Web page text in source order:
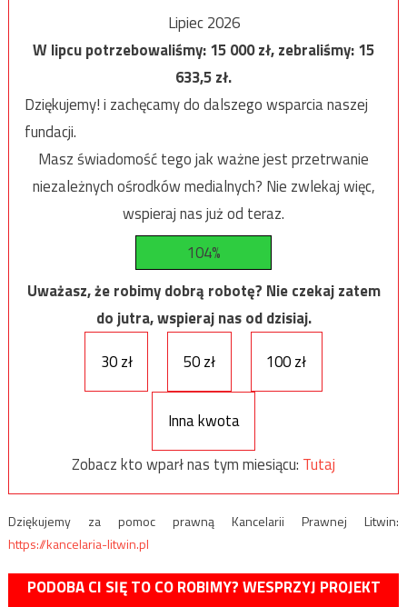
Lipiec 2026
W lipcu potrzebowaliśmy:15 000zł, zebraliśmy:15
633,5zł.
Dziękujemy! i zachęcamy do dalszego wsparcia naszej
fundacji.
Masz świadomość tego jak ważne jest przetrwanie
niezależnych ośrodków medialnych? Nie zwlekaj więc,
wspieraj nas już od teraz.
104%
Uważasz, że robimy dobrą robotę? Nie czekaj zatem
do jutra, wspieraj nas od dzisiaj.
30 zł
50 zł 100 zł
Inna kwota
Zobacz kto wparł nas tym miesiącu: Tutaj
Dziękujemy za pomoc prawną Kancelarii Prawnej Litwin:
https://kancelaria-litwin.pl
PODOBA CI SIĘ TO CO ROBIMY? WESPRZYJ PROJEKT